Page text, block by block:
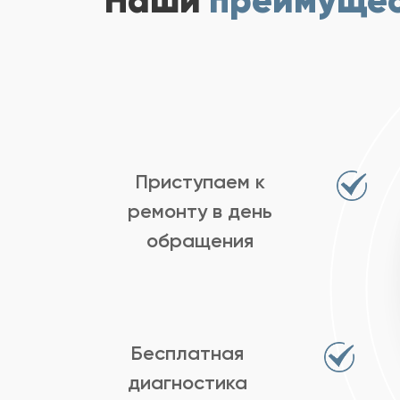
Приступаем к
ремонту в день
обращения
Бесплатная
диагностика